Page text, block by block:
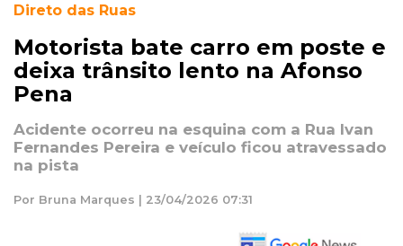
Direto das Ruas
Motorista bate carro em poste e
deixa trânsito lento na Afonso
Pena
Acidente ocorreu na esquina com a Rua Ivan
Fernandes Pereira e veículo ficou atravessado
na pista
Por Bruna Marques | 23/04/2026 07:31